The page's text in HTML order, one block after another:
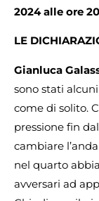
2024 alle ore
LE
Gianluca
sono stati
come di solito.
pressione fin
cambiare
nel quarto
avversari ad